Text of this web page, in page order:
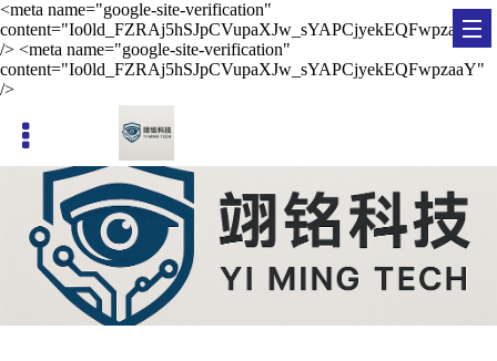
<meta name="google-site-verification"
content="Io0ld_FZRAj5hSJpCVupaXJw_sYAPCjyekEQFwpzaaY"
/> <meta name="google-site-verification"
content="Io0ld_FZRAj5hSJpCVupaXJw_sYAPCjyekEQFwpzaaY"
/>